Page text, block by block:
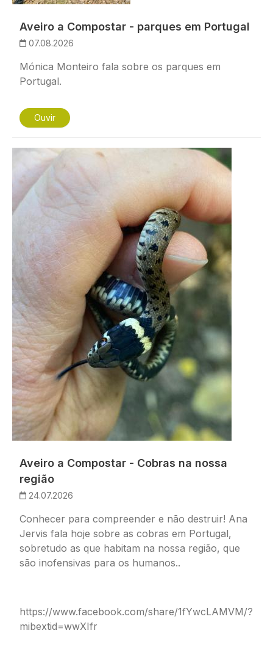
Aveiro a Compostar - parques em Portugal
07.08.2026
Mónica Monteiro fala sobre os parques em
Portugal.
Ouvir
Aveiro a Compostar - Cobras na nossa
região
24.07.2026
Conhecer para compreender e não destruir! Ana
Jervis fala hoje sobre as cobras em Portugal,
sobretudo as que habitam na nossa região, que
são inofensivas para os humanos..
https://www.facebook.com/share/1fYwcLAMVM/?
mibextid=wwXIfr